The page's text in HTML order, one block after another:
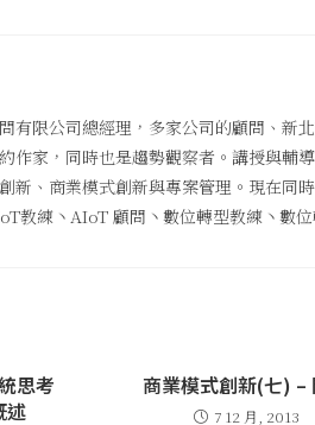
有限公司總經理，多家公司的顧問、新
作家，同時也是趨勢觀察者。講授與輔
新、商業模式創新與專案管理。現在同
教練丶AIoT 顧問丶數位轉型教練丶數位
思考
述
商業模式創新(七) –
7 12 月, 2013